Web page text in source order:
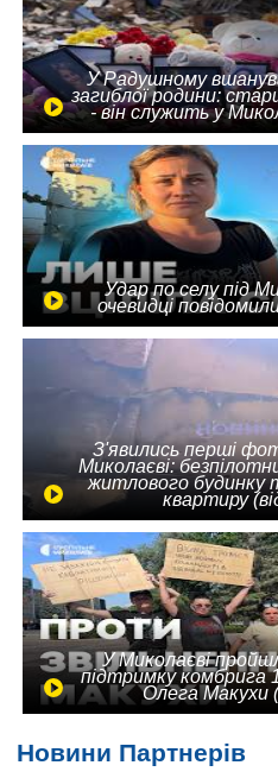
У Радушному
загиблої родини:
- він служить у
Удар по селу під
очевидці
З'явились перші
Миколаєві:
житлового будинку
квартиру
У Миколаєві
підтримку комбрига
Олега Макухи